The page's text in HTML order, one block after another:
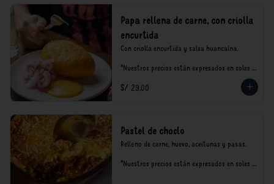
Papa rellena de carne, con criolla
encurtida
Con criolla encurtida y salsa huancaína.
*Nuestros precios están expresados en soles e
consumo.
S/ 29.00
Pastel de choclo
Relleno de carne, huevo, aceitunas y pasas.
*Nuestros precios están expresados en soles e